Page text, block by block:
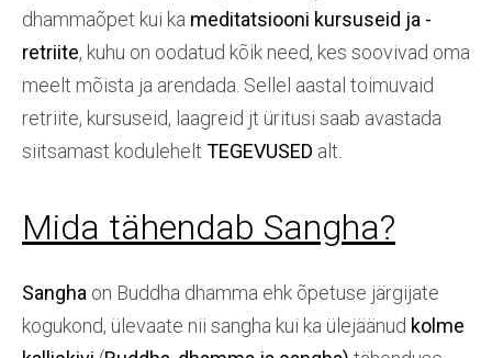
dhammaõpet kui ka meditatsiooni kursuseid ja -
retriite, kuhu on oodatud kõik need, kes soovivad oma
meelt mõista ja arendada. Sellel aastal toimuvaid
retriite, kursuseid, laagreid jt üritusi saab avastada
siitsamast kodulehelt TEGEVUSED alt.
Mida tähendab Sangha?
Sangha on Buddha dhamma ehk õpetuse järgijate
kogukond, ülevaate nii sangha kui ka ülejäänud kolme